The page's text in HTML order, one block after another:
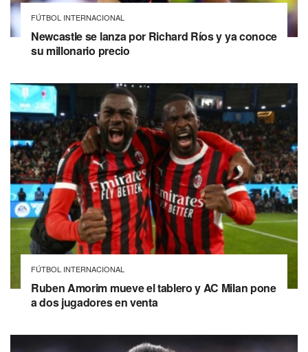
FÚTBOL INTERNACIONAL
Newcastle se lanza por Richard Ríos y ya conoce
su millonario precio
FÚTBOL INTERNACIONAL
Ruben Amorim mueve el tablero y AC Milan pone
a dos jugadores en venta